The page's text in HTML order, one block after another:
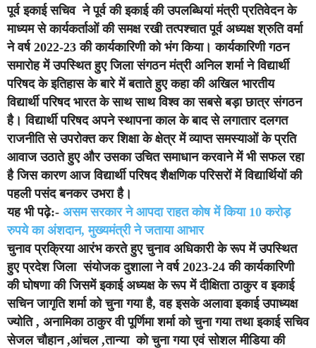
पूर्व इकाई सचिव ने पूर्व की इकाई की उपलब्धियां मंत्री प्रतिवेदन के
माध्यम से कार्यकर्ताओं की समक्ष रखी तत्पश्चात पूर्व अध्यक्ष श्रुति वर्मा
ने वर्ष 2022-23 की कार्यकारिणी को भंग किया। कार्यकारिणी गठन
समारोह में उपस्थित हुए जिला संगठन मंत्री अनिल शर्मा ने विद्यार्थी
परिषद के इतिहास के बारे में बताते हुए कहा की अखिल भारतीय
विद्यार्थी परिषद भारत के साथ साथ विश्व का सबसे बड़ा छात्र संगठन
है। विद्यार्थी परिषद अपने स्थापना काल के बाद से लगातार दलगत
राजनीति से उपरोक्त कर शिक्षा के क्षेत्र में व्याप्त समस्याओं के प्रति
आवाज उठाते हुए और उसका उचित समाधान करवाने में भी सफल रहा
है जिस कारण आज विद्यार्थी परिषद शैक्षणिक परिसरों में विद्यार्थियों की
पहली पसंद बनकर उभरा है।
यह भी पढ़े:- असम सरकार ने आपदा राहत कोष में किया 10 करोड़
रुपये का अंशदान, मुख्यमंत्री ने जताया आभार
चुनाव प्रक्रिया आरंभ करते हुए चुनाव अधिकारी के रूप में उपस्थित
हुए प्रदेश जिला संयोजक दुशाला ने वर्ष 2023-24 की कार्यकारिणी
की घोषणा की जिसमें इकाई अध्यक्ष के रूप में दीक्षिता ठाकुर व इकाई
सचिन जागृति शर्मा को चुना गया है, वह इसके अलावा इकाई उपाध्यक्ष
ज्योति , अनामिका ठाकुर वी पूर्णिमा शर्मा को चुना गया तथा इकाई सचिव
सेजल चौहान ,आंचल ,तान्या को चुना गया एवं सोशल मीडिया की